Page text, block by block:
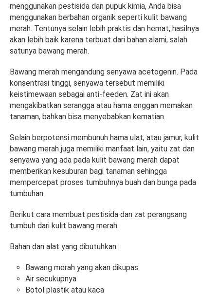
menggunakan pestisida dan pupuk kimia, Anda bisa
menggunakan berbahan organik seperti kulit bawang
merah. Tentunya selain lebih praktis dan hemat, hasilnya
akan lebih baik karena terbuat dari bahan alami, salah
satunya bawang merah.
Bawang merah mengandung senyawa acetogenin. Pada
konsentrasi tinggi, senyawa tersebut memiliki
keistimewaan sebagai anti-feeden. Zat ini akan
mengakibatkan serangga atau hama enggan memakan
tanaman, bahkan bisa menyebabkan kematian.
Selain berpotensi membunuh hama ulat, atau jamur, kulit
bawang merah juga memiliki manfaat lain, yaitu zat dan
senyawa yang ada pada kulit bawang merah dapat
memberikan kesuburan bagi tanaman sehingga
mempercepat proses tumbuhnya buah dan bunga pada
tumbuhan.
Berikut cara membuat pestisida dan zat perangsang
tumbuh dari kulit bawang merah.
Bahan dan alat yang dibutuhkan:
Bawang merah yang akan dikupas
Air secukupnya
Botol plastik atau kaca